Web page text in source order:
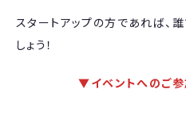
スタートアップの方であれば、
しょう！
▼イベントへのご参